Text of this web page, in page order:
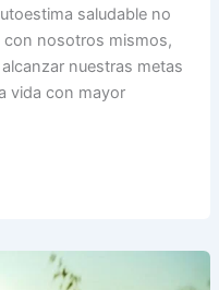
saludable no
nosotros mismos,
nuestras metas
vida con mayor